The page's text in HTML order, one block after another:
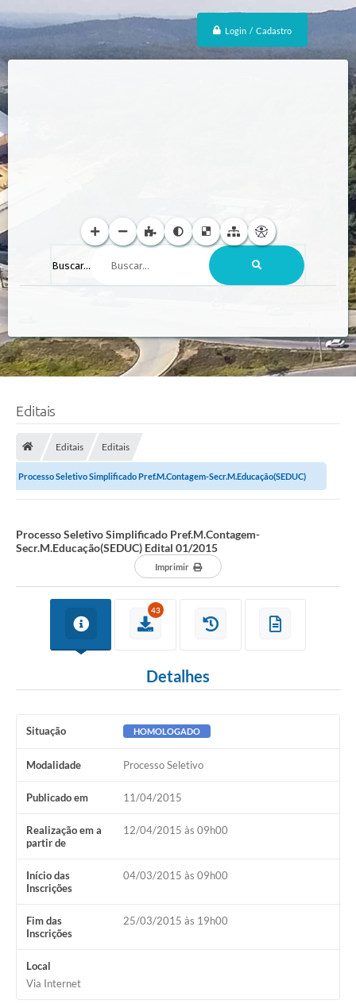
Login / Cadastro
Buscar...
Editais
Editais Editais
Processo Seletivo Simplificado Pref.M.Contagem-Secr.M.Educação(SEDUC)
Processo Seletivo Simplificado Pref.M.Contagem-
Secr.M.Educação(SEDUC) Edital 01/2015
Imprimir
43
Detalhes
Situação HOMOLOGADO
Modalidade Processo Seletivo
Publicado em 11/04/2015
Realização em a
partir de
12/04/2015 às 09h00
Início das
Inscrições
04/03/2015 às 09h00
Fim das
Inscrições
25/03/2015 às 19h00
Local
Via Internet